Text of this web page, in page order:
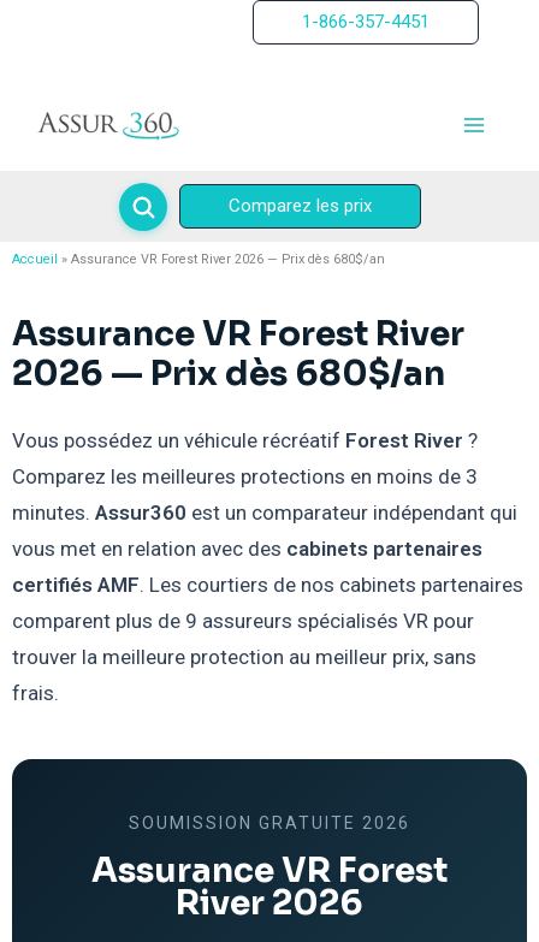
1-866-357-4451
Comparez les prix
Accueil Assurance VR Forest River 2026 — Prix dès 680$/an
Assurance VR Forest River
2026 — Prix dès 680$/an
Vous possédez un véhicule récréatif Forest River ?
Comparez les meilleures protections en moins de 3
minutes. Assur360 est un comparateur indépendant qui
vous met en relation avec des cabinets partenaires
certifiés AMF. Les courtiers de nos cabinets partenaires
comparent plus de 9 assureurs spécialisés VR pour
trouver la meilleure protection au meilleur prix, sans
frais.
SOUMISSION GRATUITE 2026
Assurance VR Forest
River 2026